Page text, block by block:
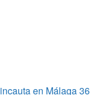
en Málaga